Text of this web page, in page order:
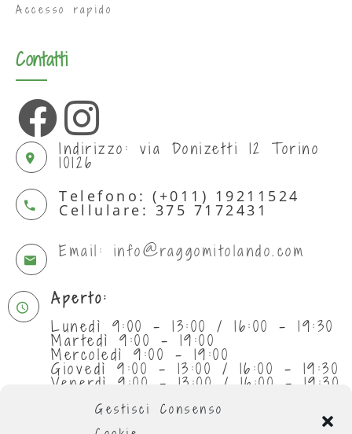
Gestisci Consenso
Accesso rapido
Contatti
Indirizzo: via Donizetti 12 Torino
10126
Telefono: (+011) 19211524
Cellulare: 375 7172431
Email: info@raggomitolando.com
Aperto:
Lunedì 9:00 - 13:00 / 16:00 - 19:30
Martedì 9:00 - 19:00
Mercoledì 9:00 - 19:00
Giovedì 9:00 - 13:00 / 16:00 - 19:30
Venerdì 9:00 - 13:00 / 16:00 - 19:30